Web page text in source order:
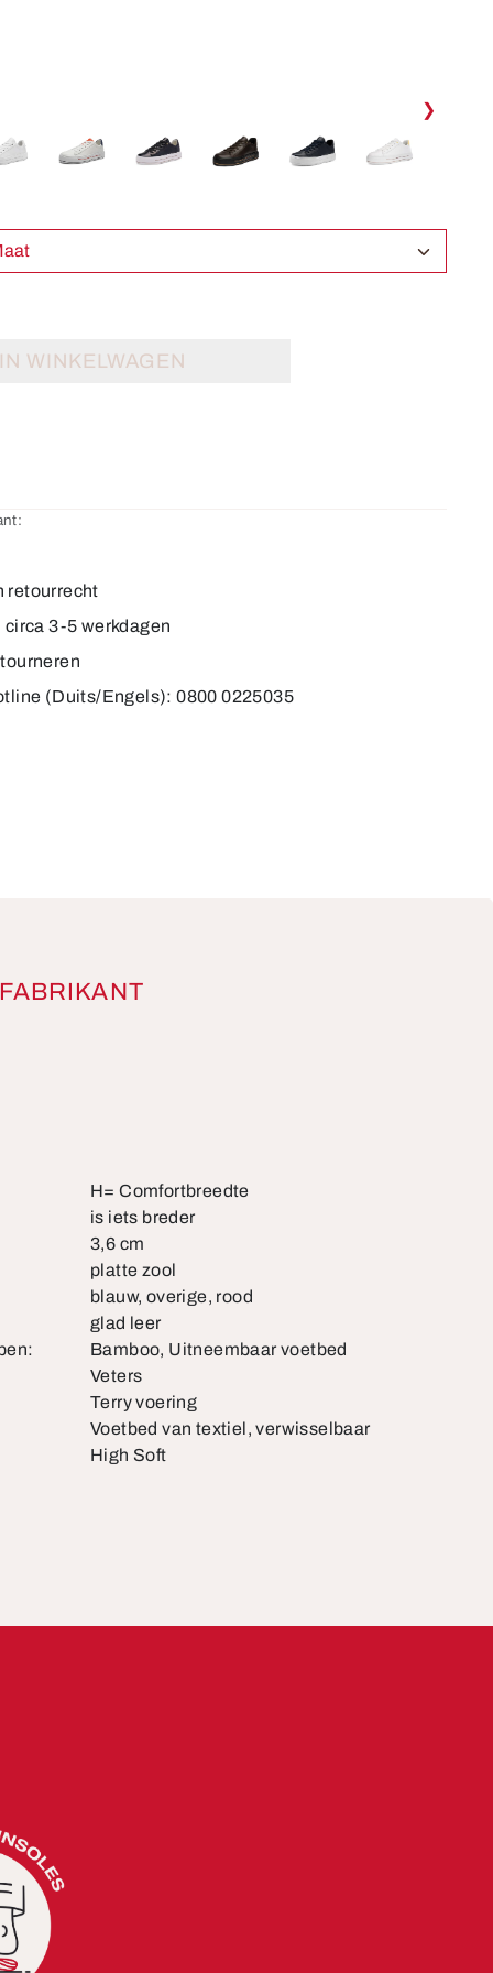
❯
Maat
IN WINKELWAGEN
retourrecht
3-5 werkdagen
(Duits/Engels): 0800 0225035
H= Comfortbreedte
is iets breder
3,6 cm
platte zool
blauw, overige, rood
glad leer
Bamboo, Uitneembaar voetbed
Veters
Terry voering
Voetbed van textiel, verwisselbaar
High Soft